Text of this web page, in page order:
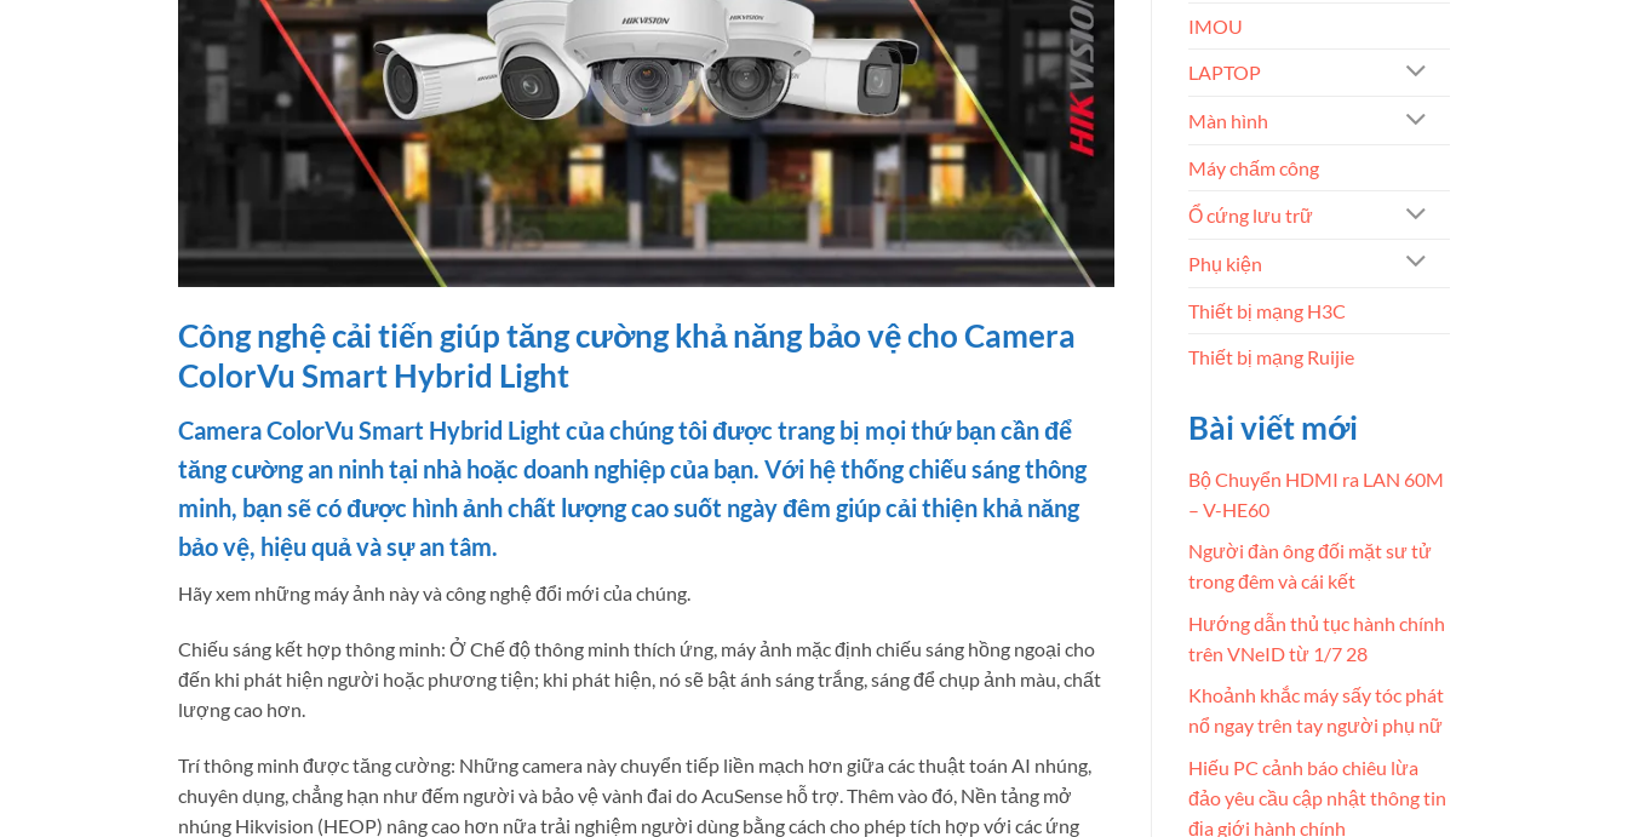
Công nghệ cải tiến giúp tăng cường khả năng bảo vệ cho Camera
ColorVu Smart Hybrid Light
Camera ColorVu Smart Hybrid Light của chúng tôi được trang bị mọi thứ bạn cần để
tăng cường an ninh tại nhà hoặc doanh nghiệp của bạn. Với hệ thống chiếu sáng thông
minh, bạn sẽ có được hình ảnh chất lượng cao suốt ngày đêm giúp cải thiện khả năng
bảo vệ, hiệu quả và sự an tâm.
Hãy xem những máy ảnh này và công nghệ đổi mới của chúng.
Chiếu sáng kết hợp thông minh: Ở Chế độ thông minh thích ứng, máy ảnh mặc định chiếu sáng hồng ngoại cho
đến khi phát hiện người hoặc phương tiện; khi phát hiện, nó sẽ bật ánh sáng trắng, sáng để chụp ảnh màu, chất
lượng cao hơn.
Trí thông minh được tăng cường: Những camera này chuyển tiếp liền mạch hơn giữa các thuật toán AI nhúng,
chuyên dụng, chẳng hạn như đếm người và bảo vệ vành đai do AcuSense hỗ trợ. Thêm vào đó, Nền tảng mở
nhúng Hikvision (HEOP) nâng cao hơn nữa trải nghiệm người dùng bằng cách cho phép tích hợp với các ứng
IMOU
LAPTOP
Màn hình
Máy chấm công
Ổ cứng lưu trữ
Phụ kiện
Thiết bị mạng H3C
Thiết bị mạng Ruijie
Bài viết mới
Bộ Chuyển HDMI ra LAN 60M
– V-HE60
Người đàn ông đối mặt sư tử
trong đêm và cái kết
Hướng dẫn thủ tục hành chính
trên VNeID từ 1/7 28
Khoảnh khắc máy sấy tóc phát
nổ ngay trên tay người phụ nữ
Hiếu PC cảnh báo chiêu lừa
đảo yêu cầu cập nhật thông tin
địa giới hành chính